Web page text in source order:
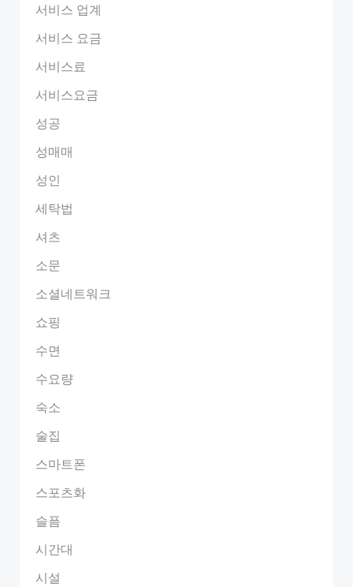
서비스 업계
서비스 요금
서비스료
서비스요금
성공
성매매
성인
세탁법
셔츠
소문
소셜네트워크
쇼핑
수면
수요량
숙소
술집
스마트폰
스포츠화
슬픔
시간대
시설